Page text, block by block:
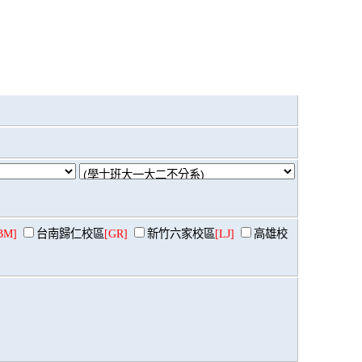
台南歸仁校區[GR] 新竹六家校區[LJ] 高雄校